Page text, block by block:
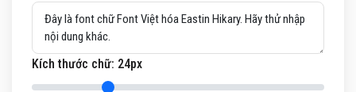
Kích thước chữ: 24px